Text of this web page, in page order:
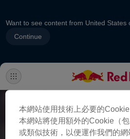
Want to see content from United States
Continue
本網站使用技術上必要的Cookie
本網站將使用額外的Cookie（包
或類似技術，以便運作我們的網